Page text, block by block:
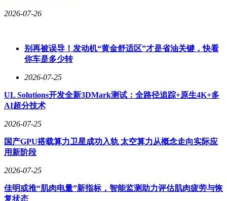
2026-07-26
别再被误导！发动机“黄金舒适区”才是省油关键，快看
你车是多少转
2026-07-25
UL Solutions开发全新3DMark测试：全路径追踪+原生4K+多
AI超分技术
2026-07-25
国产GPU搭载算力卫星成功入轨 太空算力从概念走向实际应
用新阶段
2026-07-25
佳明或推“肌肉电量”新指标，智能监测助力评估肌肉疲劳与恢
复状态